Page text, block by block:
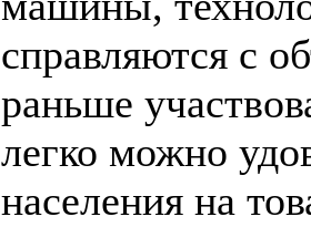
справляются с
раньше
легко можно
населения на